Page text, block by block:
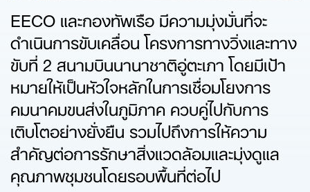
EECO และกองทัพเรือ มีความมุ่งมั่นที่จะ
ดำเนินการขับเคลื่อน โครงการทางวิ่งและทาง
ขับที่ 2 สนามบินนานาชาติอู่ตะเภา โดยมีเป้า
หมายให้เป็นหัวใจหลักในการเชื่อมโยงการ
คมนาคมขนส่งในภูมิภาค ควบคู่ไปกับการ
เติบโตอย่างยั่งยืน รวมไปถึงการให้ความ
สำคัญต่อการรักษาสิ่งแวดล้อมและมุ่งดูแล
คุณภาพชุมชนโดยรอบพื้นที่ต่อไป